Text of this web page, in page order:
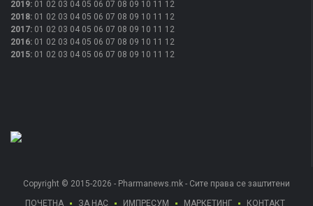
2019: 01 02 03 04 05 06 07 08 09 10 11 12
2018: 01 02 03 04 05 06 07 08 09 10 11 12
2017: 01 02 03 04 05 06 07 08 09 10 11 12
2016: 01 02 03 04 05 06 07 08 09 10 11 12
2015: 01 02 03 04 05 06 07 08 09 10 11 12
Copyright © 2015-2026 - Pharmanews.mk - Сите права се заштитени
ПОЧЕТНА
ЗА НАС ИМПРЕСУМ МАРКЕТИНГ КОНТАКТ